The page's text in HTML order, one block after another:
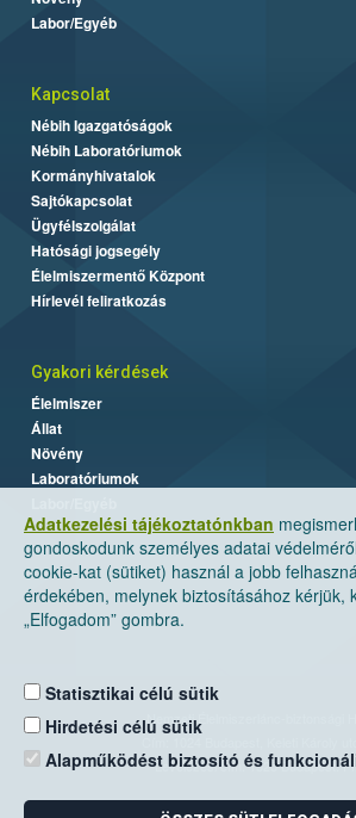
Adatkezelési tájékoztatónkban
gondoskodunk személyes adatai
cookie-kat (sütiket) használ a jobb
érdekében, melynek biztosításához kérjük,
„Elfogadom” gombra.
Statisztikai célú sütik
Hirdetési célú sütik
Alapműködést biztosító és
Labor/Egyéb
Kapcsolat
Nébih Igazgatóságok
Nébih Laboratóriumok
Kormányhivatalok
Sajtókapcsolat
Ügyfélszolgálat
Hatósági jogsegély
Élelmiszermentő Központ
Hírlevél feliratkozás
Gyakori kérdések
Élelmiszer
Állat
Növény
Laboratóriumok
Nemzeti Élelmiszerlánc-biztonsági
Levelezési cím: 1525 Budapest.